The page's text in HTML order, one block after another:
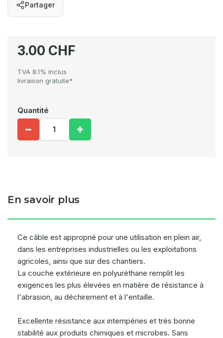
Partager
3.00 CHF
TVA 8.1% inclus
livraison gratuite*
Quantité
En savoir plus
Ce câble est approprié pour une utilisation en plein air,
dans les entreprises industrielles ou les exploitations
agricoles, ainsi que sur des chantiers.
La couche extérieure en polyuréthane remplit les
exigences les plus élevées en matière de résistance à
l'abrasion, au déchirement et à l'entaille.
Excellente résistance aux intempéries et très bonne
stabilité aux produits chimiques et microbes. Sans